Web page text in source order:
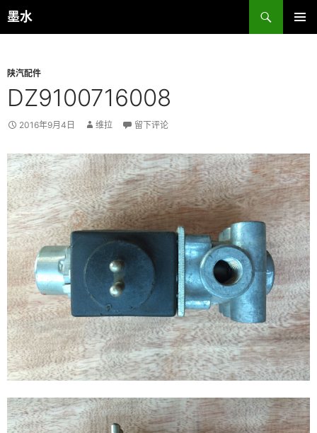
跳
至
墨水
搜
索
陕汽配件
DZ9100716008
2016年9月4日 维拉 留下评论